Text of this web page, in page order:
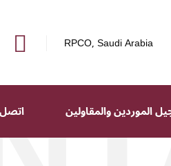
RPCO, Saudi Arabia
الموردين والمقاولين